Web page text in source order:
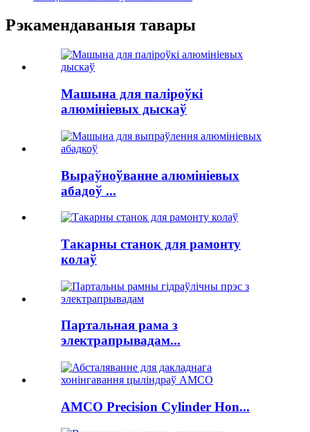
Рэкамендаваныя тавары
Машына для паліроўкі
алюмініевых дыскаў
Выраўноўванне алюмініевых
абадоў ...
Такарны станок для рамонту
колаў
Партальная рама з
электрапрывадам...
AMCO Precision Cylinder Hon...